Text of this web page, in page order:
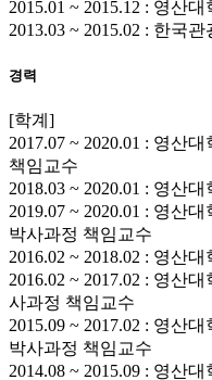
2015.01 ~ 2015.12 : 영산
2013.03 ~ 2015.02 : 한국
경력
[학계]
2017.07 ~ 2020.01 : 영산
책임교수
2018.03 ~ 2020.01 : 영산
2019.07 ~ 2020.01 : 영산
박사과정 책임교수
2016.02 ~ 2018.02 : 영산
2016.02 ~ 2017.02 : 영산
사과정 책임교수
2015.09 ~ 2017.02 : 영산
박사과정 책임교수
2014.08 ~ 2015.09 : 영산